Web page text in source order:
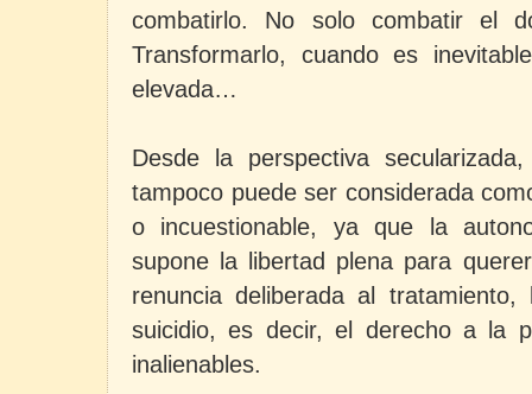
combatirlo. No solo combatir el
Transformarlo, cuando es
elevada…
Desde la perspectiva
tampoco puede ser considerada
o incuestionable, ya que la
supone la libertad plena para
renuncia deliberada al
suicidio, es decir, el derecho a la
inalienables.